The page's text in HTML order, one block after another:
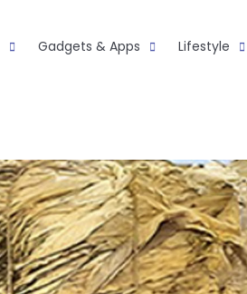
Gadgets & Apps Lifestyle